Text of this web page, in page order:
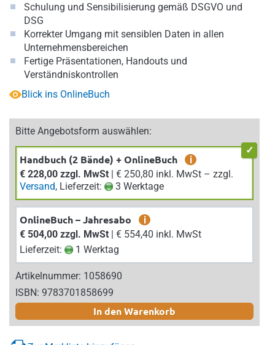
Schulung und Sensibilisierung gemäß DSGVO und
DSG
Korrekter Umgang mit sensiblen Daten in allen
Unternehmensbereichen
Fertige Präsentationen, Handouts und
Verständniskontrollen
Blick ins OnlineBuch
Bitte Angebotsform auswählen:
Handbuch (2 Bände) + OnlineBuch
i
€ 228,00 zzgl. MwSt
| € 250,80 inkl. MwSt – zzgl.
Versand, Lieferzeit: 3 Werktage
OnlineBuch – Jahresabo
i
€ 504,00 zzgl. MwSt
| € 554,40 inkl. MwSt
Lieferzeit:
1 Werktag
Artikelnummer: 1058690
ISBN: 9783701858699
In den Warenkorb